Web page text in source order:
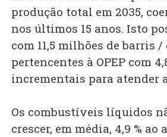
produção total em 2035,
nos últimos 15 anos. Isto
com 11,5 milhões de barris
pertencentes à OPEP com
incrementais para atender
Os combustíveis líquidos
crescer, em média, 4,9 % ao